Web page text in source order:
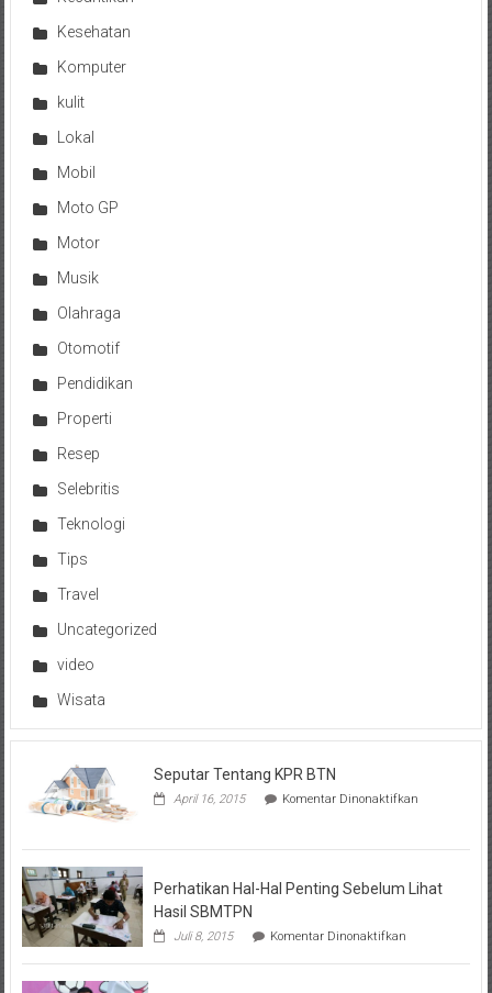
Kesehatan
Komputer
kulit
Lokal
Mobil
Moto GP
Motor
Musik
Olahraga
Otomotif
Pendidikan
Properti
Resep
Selebritis
Teknologi
Tips
Travel
Uncategorized
video
Wisata
Seputar Tentang KPR BTN
April 16, 2015 Komentar Dinonaktifkanpada
KPR
Perhatikan Hal-Hal Penting Sebelum Lihat
Hasil SBMTPN
Juli 8, 2015 Komentar Dinonaktifkanpada
Hal-